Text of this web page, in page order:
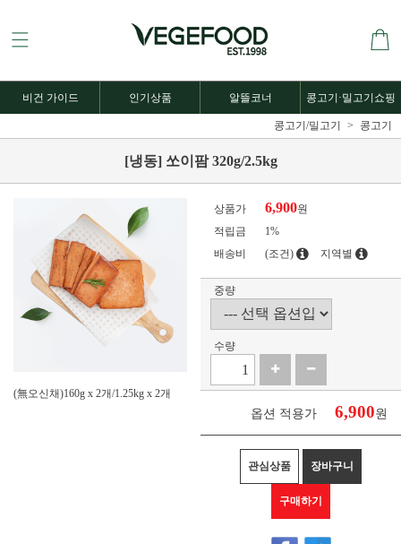
비건 가이드 인기상품 알뜰코너 콩고기·밀고기쇼핑
콩고기/밀고기 콩고기
[냉동] 쏘이팜 320g/2.5kg
(無오신채)160g x 2개/1.25kg x 2개
상품가 6,900원
적립금
1%
배송비
(조건) 지역별
중량
수량
옵션 적용가 6,900원
관심상품 장바구니
구매하기